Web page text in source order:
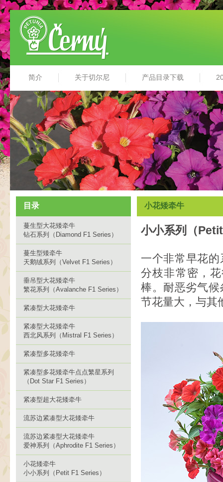
简介 关于切尔尼 产品目录下载
目录
蔓生型大花矮牵牛
钻石系列（Diamond F1 Series）
蔓生型矮牵牛
天鹅绒系列（Velvet F1 Series）
垂吊型大花矮牵牛
繁花系列（Avalanche F1 Series）
紧凑型大花矮牵牛
紧凑型大花矮牵牛
西北风系列（Mistral F1 Series）
紧凑型多花矮牵牛
紧凑型多花矮牵牛点点繁星系列
（Dot Star F1 Series）
紧凑型超大花矮牵牛
流苏边紧凑型大花矮牵牛
流苏边紧凑型大花矮牵牛
爱神系列（Aphrodite F1 Series）
小花矮牵牛
小小系列（Petit F1 Series）
小花矮牵牛
小小系列（
一个非常早花
分枝非常密，
棒。耐恶劣气
节花量大，与其